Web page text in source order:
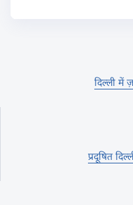
दिल्ली में
प्रदूषित